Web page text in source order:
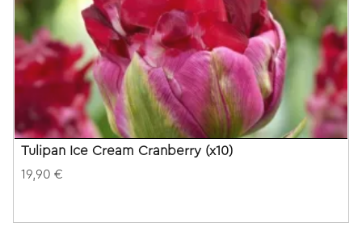
Tulipan Ice Cream Cranberry (x10)
19,90 €